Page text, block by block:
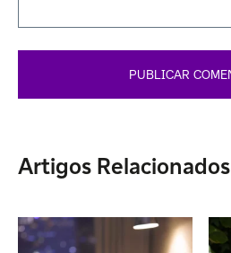
Artigos Relacionados